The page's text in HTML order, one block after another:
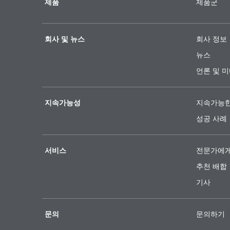
제품 제품군
회사 및 뉴스
회사 정보
뉴스
언론 및
지속가능성
지속가능
성공 사례
서비스
전문가에
추천 배합
기사
문의 문의하기